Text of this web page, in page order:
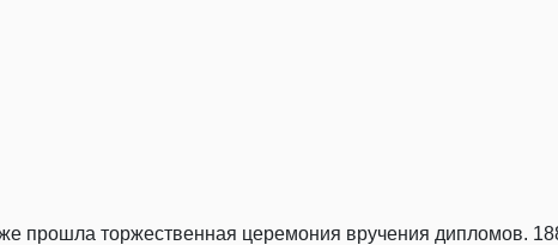
прошла торжественная церемония вручения дипломов.